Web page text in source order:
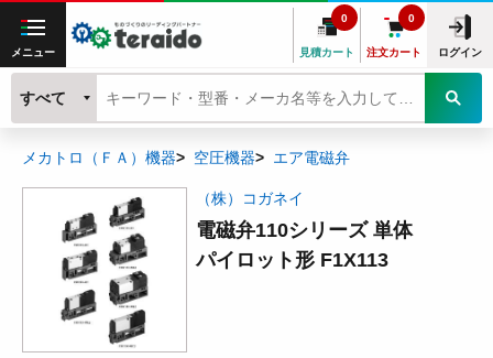
メニュー 見積カート
0
注文カート
0
ログイン
すべて
メカトロ（ＦＡ）機器 空圧機器 エア電磁弁
（株）コガネイ
電磁弁110シリーズ 単体
パイロット形 F1X113